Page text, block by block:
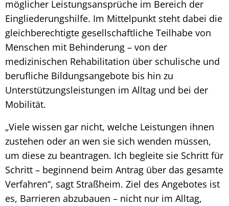
möglicher Leistungsansprüche im Bereich der
Eingliederungshilfe. Im Mittelpunkt steht dabei die
gleichberechtigte gesellschaftliche Teilhabe von
Menschen mit Behinderung – von der
medizinischen Rehabilitation über schulische und
berufliche Bildungsangebote bis hin zu
Unterstützungsleistungen im Alltag und bei der
Mobilität.
„Viele wissen gar nicht, welche Leistungen ihnen
zustehen oder an wen sie sich wenden müssen,
um diese zu beantragen. Ich begleite sie Schritt für
Schritt – beginnend beim Antrag über das gesamte
Verfahren“, sagt Straßheim. Ziel des Angebotes ist
es, Barrieren abzubauen – nicht nur im Alltag,